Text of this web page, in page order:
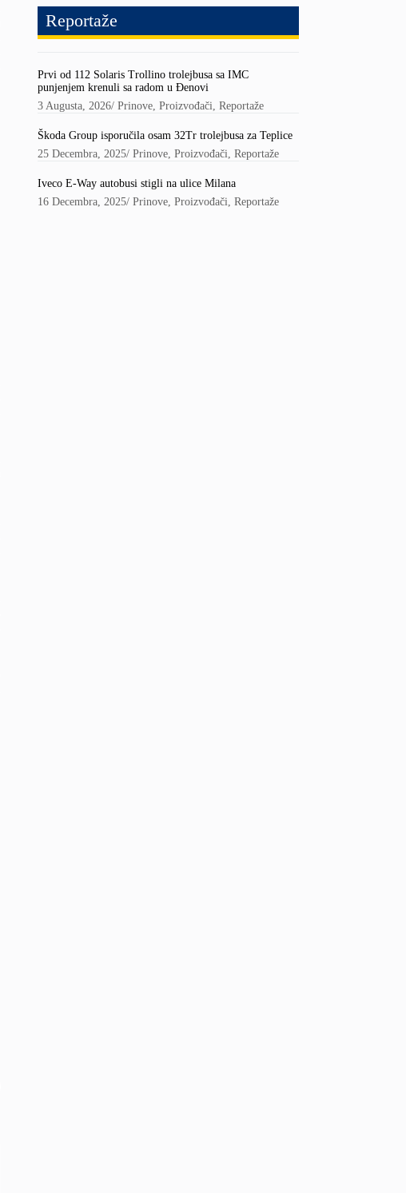
Reportaže
Prvi od 112 Solaris Trollino trolejbusa sa IMC
punjenjem krenuli sa radom u Đenovi
3 Augusta, 2026/Prinove,Proizvođači,Reportaže
Škoda Group isporučila osam 32Tr trolejbusa za Teplice
25 Decembra, 2025/Prinove,Proizvođači,Reportaže
Iveco E-Way autobusi stigli na ulice Milana
16 Decembra, 2025/Prinove,Proizvođači,Reportaže